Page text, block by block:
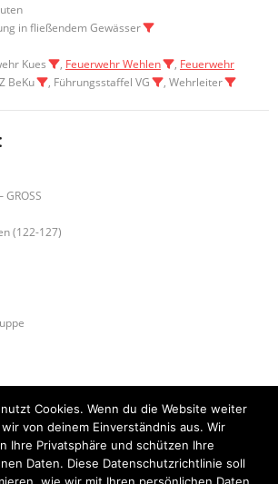
in fließendem Gewässer
Kues , Feuerwehr Wehlen , Feuerwehr
BeKu , Führungsstaffel VG , Wehrleiter
GROSS
(122-127)
B-2 BRANDMELDEANLAGE
Cookies. Wenn du die Website weiter
von deinem Einverständnis aus. Wir
Ihre Privatsphäre und schützen Ihre
Daten. Diese Datenschutzrichtlinie soll